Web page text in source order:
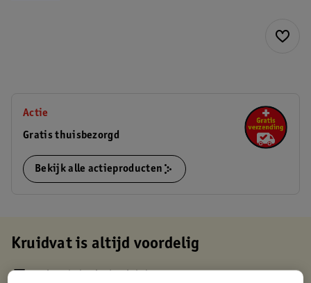
Actie
Gratis thuisbezorgd
Bekijk alle actieproducten
Kruidvat is altijd voordelig